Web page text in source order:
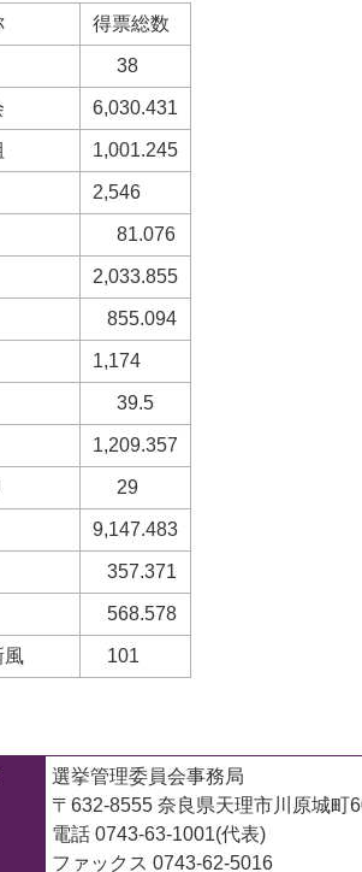
得票総数
38
会 6,030.431
1,001.245
2,546
81.076
2,033.855
855.094
1,174
39.5
1,209.357
29
9,147.483
357.371
568.578
風 101
選挙管理委員会事務局
〒632-8555 奈良県天理市川原城町
電話 0743-63-1001(代表)
ファックス 0743-62-5016